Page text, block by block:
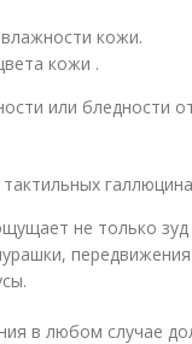
кожи.
кожи .
или бледности
не только
в любом случае